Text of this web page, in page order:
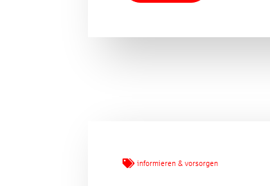
informieren & vorsorgen